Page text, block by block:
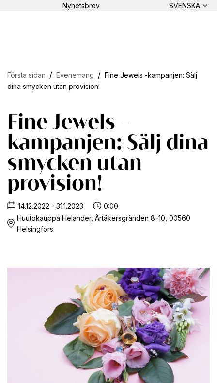
Nyhetsbrev SVENSKA
Första sidan Evenemang
Fine Jewels -kampanjen: Sälj
dina smycken utan provision!
Fine Jewels -
kampanjen: Sälj dina
smycken utan
provision!
14.12.2022 - 31.1.2023
0:00
Huutokauppa Helander, Ärtåkersgränden 8–10, 00560
Helsingfors.